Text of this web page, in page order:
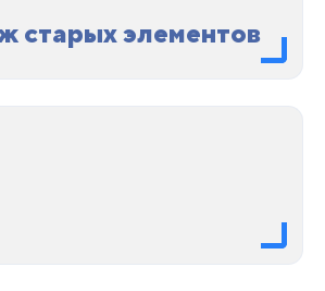
старых элементов